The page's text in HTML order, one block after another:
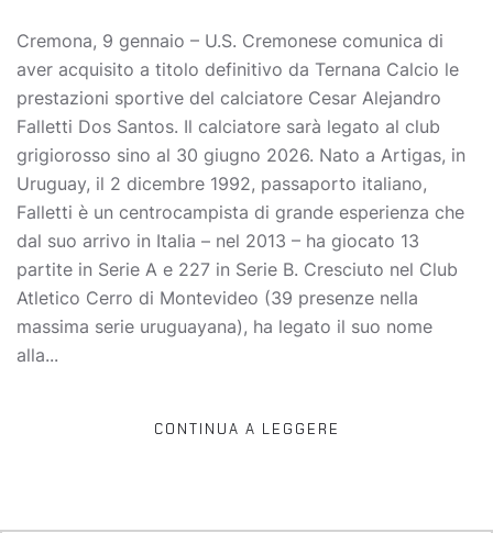
Cremona, 9 gennaio – U.S. Cremonese comunica di
aver acquisito a titolo definitivo da Ternana Calcio le
prestazioni sportive del calciatore Cesar Alejandro
Falletti Dos Santos. Il calciatore sarà legato al club
grigiorosso sino al 30 giugno 2026. Nato a Artigas, in
Uruguay, il 2 dicembre 1992, passaporto italiano,
Falletti è un centrocampista di grande esperienza che
dal suo arrivo in Italia – nel 2013 – ha giocato 13
partite in Serie A e 227 in Serie B. Cresciuto nel Club
Atletico Cerro di Montevideo (39 presenze nella
massima serie uruguayana), ha legato il suo nome
alla...
CONTINUA A LEGGERE